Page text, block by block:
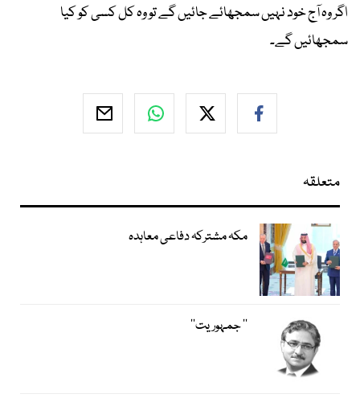
اگر وہ آج خود نہیں سمجھائے جائیں گے تو وہ کل کسی کو کیا
سمجھائیں گے۔
متعلقہ
مکہ مشترکہ دفاعی معاہدہ
’’ جمہوریت‘‘